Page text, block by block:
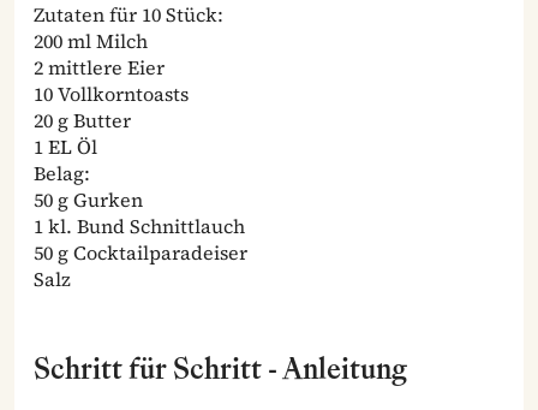
Zutaten für 10 Stück:
200 ml Milch
2 mittlere Eier
10 Vollkorntoasts
20 g Butter
1 EL Öl
Belag:
50 g Gurken
1 kl. Bund Schnittlauch
50 g Cocktailparadeiser
Salz
Schritt für Schritt - Anleitung